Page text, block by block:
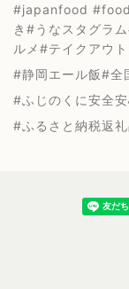
#japanfood
き#うなスタグラ
ルメ#テイクアウト
#静岡エール飯#
#ふじのくに安全
#ふるさと納税返